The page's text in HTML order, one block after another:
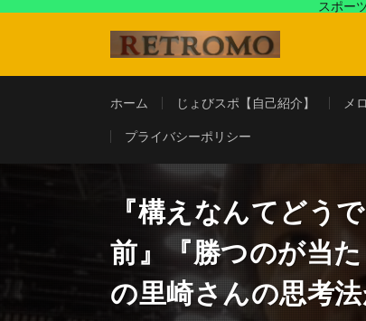
スポー
ホーム じょびスポ【自己紹介】 メ
プライバシーポリシー
『構えなんてどう
前』『勝つのが当
の里崎さんの思考法